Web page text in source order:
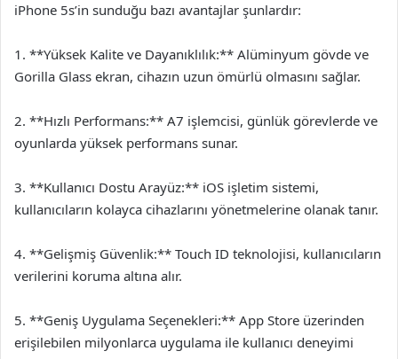
iPhone 5s’in sunduğu bazı avantajlar şunlardır:
1. **Yüksek Kalite ve Dayanıklılık:** Alüminyum gövde ve
Gorilla Glass ekran, cihazın uzun ömürlü olmasını sağlar.
2. **Hızlı Performans:** A7 işlemcisi, günlük görevlerde ve
oyunlarda yüksek performans sunar.
3. **Kullanıcı Dostu Arayüz:** iOS işletim sistemi,
kullanıcıların kolayca cihazlarını yönetmelerine olanak tanır.
4. **Gelişmiş Güvenlik:** Touch ID teknolojisi, kullanıcıların
verilerini koruma altına alır.
5. **Geniş Uygulama Seçenekleri:** App Store üzerinden
erişilebilen milyonlarca uygulama ile kullanıcı deneyimi